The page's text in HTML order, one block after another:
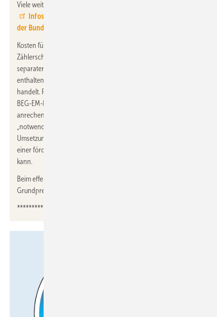
Viele weitere Fragen zu Messsystemen beantwortet die
Infoseite Messeinrichtungen / Intelligente Messsysteme
der Bundesnetzagentur
Kosten für den eventuell erforderlichen Umbau des
Zählerschranks / der Energieverteilung zur Ergänzung eines
separaten Stromzählers sind nicht im effektiven Arbeitspreis
enthalten, da es sich hierbei um einmalig anfallende Baukosten
handelt. Prinzipiell kann das Upgrade (anteilig) im Rahmen der
BEG-EM-Heizungsförderung als Umfeldmaßnahme bei den
anrechenbaren Kosten berücksichtigt werden, wenn es als
„notwendige Nebenarbeit, die unmittelbar zur Vorbereitung und
Umsetzung sowie für die Ausführungen und Funktionstüchtigkeit
einer förderfähigen Maßnahme notwendig ist“ eingestuft werden
kann.
Beim effektiven Arbeitspreis für Erdgas sind ebenfalls alle
Grundpreise sowie der Messstellenbetrieb eingerechnet.
***********